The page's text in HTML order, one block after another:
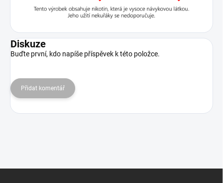
Diskuze
Buďte první, kdo napíše příspěvek k této položce.
Přidat komentář